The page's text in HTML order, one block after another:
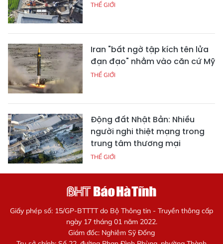
THẾ GIỚI
Iran "bất ngờ tập kích tên lửa
đạn đạo" nhằm vào căn cứ Mỹ
THẾ GIỚI
Động đất Nhật Bản: Nhiều
người nghi thiệt mạng trong
trung tâm thương mại
THẾ GIỚI
Giấy phép số: 15/GP-BTTTT do Bộ Thông tin - Truyền thông cấp
ngày 17 tháng 01 năm 2022.
Giám đốc: Nghiêm Sỹ Đống